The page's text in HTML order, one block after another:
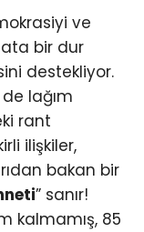
ve
bir dur
destekliyor.
lağım
rant
ilişkiler,
bakan bir
” sanır!
kalmamış, 85